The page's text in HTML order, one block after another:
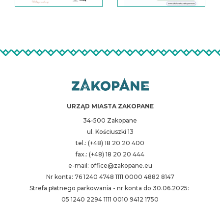
URZĄD MIASTA ZAKOPANE
34-500 Zakopane
ul. Kościuszki 13
tel.: (+48) 18 20 20 400
fax.: (+48) 18 20 20 444
e-mail: office@zakopane.eu
Nr konta: 76 1240 4748 1111 0000 4882 8147
Strefa płatnego parkowania - nr konta do 30.06.2025:
05 1240 2294 1111 0010 9412 1750